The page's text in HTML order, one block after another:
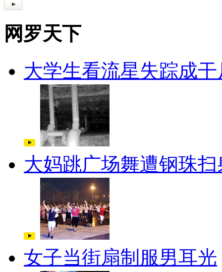
网罗天下
大学生看流星失踪成干
大妈跳广场舞遭钢珠扫
女子当街扇制服男耳光